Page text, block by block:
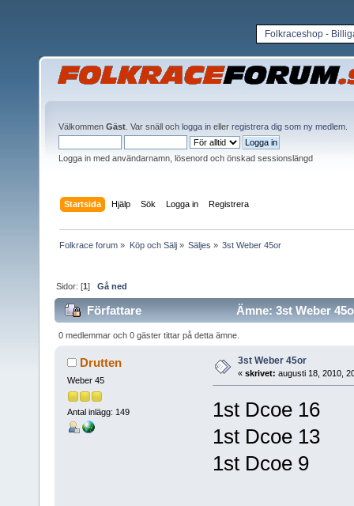
Folkraceshop -
Välkommen Gäst . Var snäll och logga in eller registrera dig som ny medlem
Logga in med användarnamn, lösenord och önskad sessionslängd
Startsida Hjälp Sök Logga in Registrera
Folkrace forum » Köp och Sälj» Säljes » 3st Weber 45or
Sidor: [1]Gå ned
Författare Ämne: 3st Weber
0 medlemmar och 0 gäster tittar på detta ämne.
Drutten
Weber 45
Antal inlägg: 149
3st Weber 45or
« skrivet: augusti 18, 2010,
1st Dcoe 16
1st Dcoe 13
1st Dcoe 9